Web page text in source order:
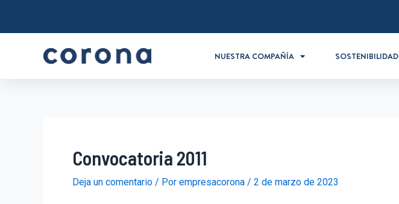
NUESTRA COMPAÑÍA SOSTENIBILIDAD
Convocatoria 2011
Deja un comentario / Por empresacorona / 2 de marzo de 2023